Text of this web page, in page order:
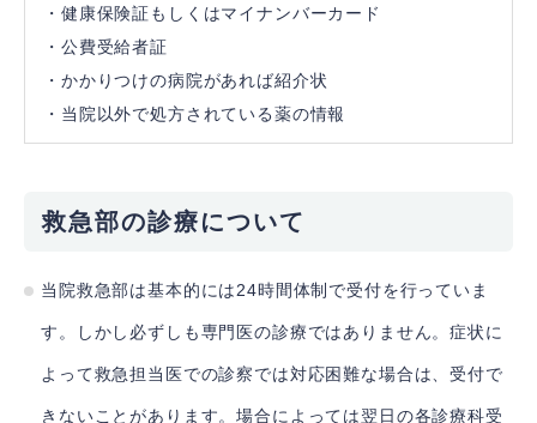
・健康保険証もしくはマイナンバーカード
・公費受給者証
・かかりつけの病院があれば紹介状
・当院以外で処方されている薬の情報
救急部の診療について
当院救急部は基本的には24時間体制で受付を行っていま
す。しかし必ずしも専門医の診療ではありません。症状に
よって救急担当医での診察では対応困難な場合は、受付で
きないことがあります。場合によっては翌日の各診療科受